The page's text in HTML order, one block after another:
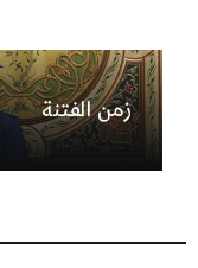
زمن الفتنة